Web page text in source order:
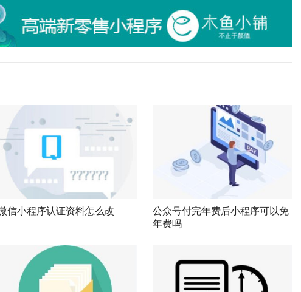
信小程序认证资料怎么改
公众号付完年费后小程序可以免
年费吗